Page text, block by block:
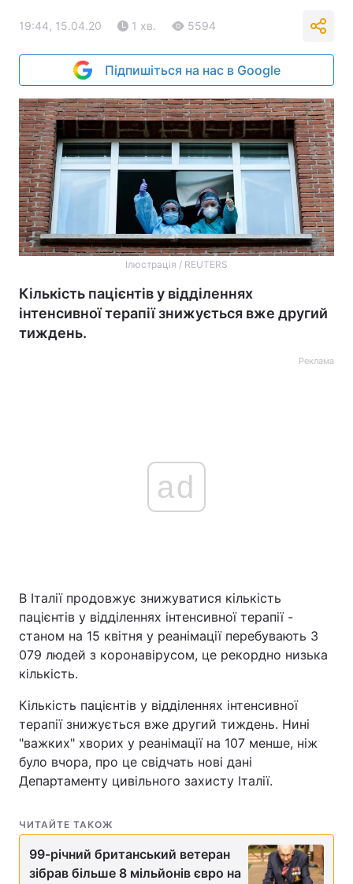
19:44, 15.04.20 1 хв. 5594
Підпишіться на нас в Google
Ілюстрація / REUTERS
Кількість пацієнтів у відділеннях
інтенсивної терапії знижується вже другий
тиждень.
Реклама
ad
В Італії продовжує знижуватися кількість
пацієнтів у відділеннях інтенсивної терапії -
станом на 15 квітня у реанімації перебувають 3
079 людей з коронавірусом, це рекордно низька
кількість.
Кількість пацієнтів у відділеннях інтенсивної
терапії знижується вже другий тиждень. Нині
"важких" хворих у реанімації на 107 менше, ніж
було вчора, про це свідчать нові дані
Департаменту цивільного захисту Італії.
ЧИТАЙТЕ ТАКОЖ
99-річний британський ветеран
зібрав більше 8 мільйонів євро на